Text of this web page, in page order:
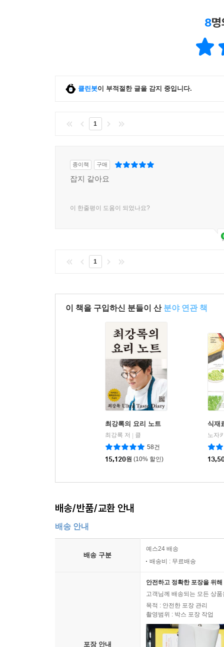
8
클린봇이 부적절한 글을 감지 중입니다.
1
종이책 구매
잡지 같아요
이 한줄평이 도움이 되었나요?
1
이 책을 구입하신 분들이 산 분야 연관 책
최강록의 요리 노트
최강록 저
클
58건
15,120원 (10% 할인)
식재
배송/반품/교환 안내
배송 안내
배송 구분
예스24 배송
배송비 : 무료배송
포장 안내
안전하고 정확한 포장을 위
고객님께 배송되는 모든 상
목적 : 안전한 포장 관리
촬영범위 : 박스 포장 작업